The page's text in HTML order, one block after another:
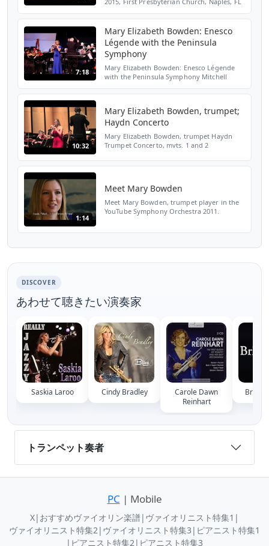
Shtereva, violi...
7:18
Mary Elizabeth Bowden: Enesco
Légende with the Peninsula
Symphony
Mary Elizabeth Bowden: Enesco Légende
with the Peninsula Symphony Mitchell
10:32
Mary Elizabeth Bowden, trumpet;
Haydn Concerto
Mary Elizabeth Bowden, trumpet Haydn
Trumpet Concerto, mvts. 1 and 2
1:14
Meet Mary Bowden
Meet Mary Bowden, trumpet player in the
YouTube Symphony Orchestra 2011.
DISCOVER
あわせて聴きたい演奏家
Saskia Laroo Cindy Bradley
Carole Dawn
Reinhart
Bria
トランペット奏者
PC | Mobile
X| おすすめヴァイオリン楽譜| ヴァイオリニスト特集1 |
ヴァイオリニスト特集2 | ヴァイオリニスト特集3 | ピアニスト特集1
| ピアニスト特集2 | ピアニスト特集3